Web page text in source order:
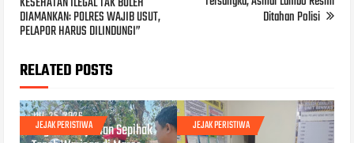
DIAMANKAN: POLRES WAJIB USUT,
PELAPOR HARUS DILINDUNGI”
Ditahan Polisi
RELATED POSTS
JEJAK PERISTIWA
JUL 25, 2026
Dugaan Penjualan Sepihak JEJAK PERISTIWA